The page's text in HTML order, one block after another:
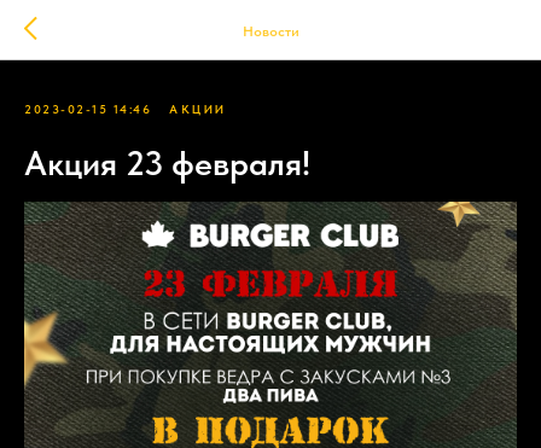
Новости
2023-02-15 14:46 АКЦИИ
Акция 23 февраля!